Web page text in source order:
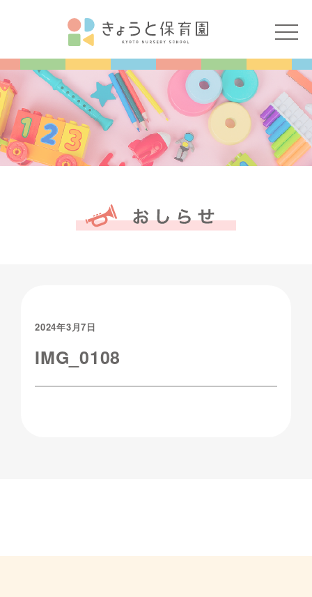
2024年3月7日
IMG_0108